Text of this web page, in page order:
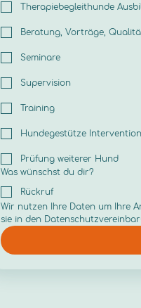
Therapiebegleithunde
Beratung, Vorträge,
Seminare
Supervision
Training
Hundegestütze Intervention
Prüfung weiterer Hund
Was wünschst du dir?
Rückruf
Wir nutzen Ihre Daten um Ihre
sie in den